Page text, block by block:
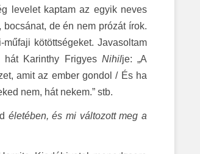
levelet kaptam az egyik neves
de én nem prózát írok.
kötöttségeket. Javasoltam
hát Karinthy Frigyes Nihilje: „A
amit az ember gondol / És ha
nem, hát nekem.” stb.
életében, és mi változott meg a